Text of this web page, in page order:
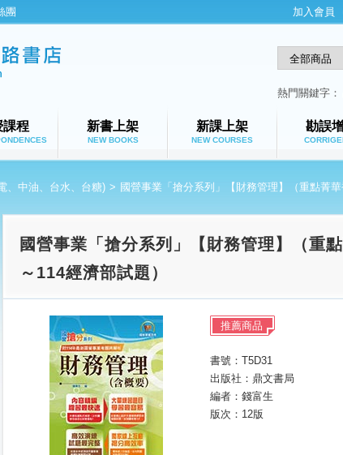
團 加入會員
鼎文公職網路書店
熱門關鍵字：
課程 新書上架
NEW BOOKS
新課上架
NEW COURSES
勘誤
、中油、台水、台糖) > 國營事業「搶分系列」【財務管理】（重點菁華
國營事業「搶分系列」【財務管理】（重
～114經濟部試題）
推薦商品
書號：T5D31
出版社：鼎文書局
編者： 錢富生
版次：12版